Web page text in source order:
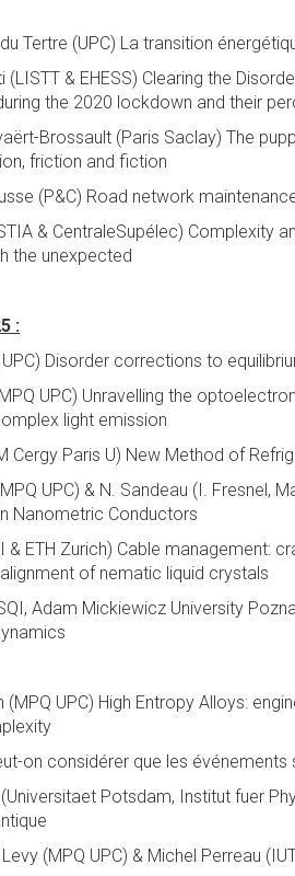
Tertre (UPC) La transition
& EHESS) Clearing the
the 2020 lockdown and their
Brossault (Paris Saclay) The
friction and fiction
(P&C) Road network
& CentraleSupélec) Complexity
the unexpected
:
UPC) Disorder corrections to
UPC) Unravelling the
light emission
Cergy Paris U) New Method of
UPC) & N. Sandeau (I. Fresnel,
Nanometric Conductors
& ETH Zurich) Cable management:
of nematic liquid crystals
Adam Mickiewicz University
UPC) High Entropy Alloys:
on considérer que les événements
Potsdam, Institut fuer
(MPQ UPC) & Michel Perreau